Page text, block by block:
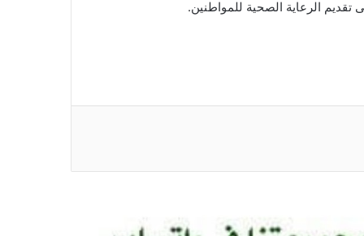
الرعاية الصحية للمواطنين.
*تنسيقية القوى الوطنية تبحث مع سفيرة